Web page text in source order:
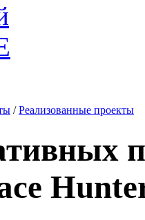
/Реализованные проекты